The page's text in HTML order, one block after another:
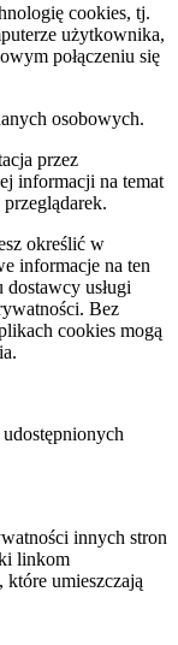
cookies, tj.
użytkownika,
połączeniu się
osobowych.
przez
informacji na temat
określić w
informacje na ten
dostawcy usługi
Bez
cookies mogą
innych stron
linkom
umieszczają